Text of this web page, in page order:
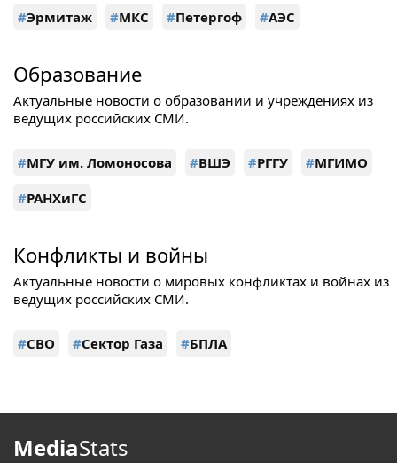
#Эрмитаж #МКС #Петергоф #АЭС
Образование
Актуальные новости о образовании и учреждениях из
ведущих российских СМИ.
#МГУ им. Ломоносова #ВШЭ #РГГУ #МГИМО
#РАНХиГС
Конфликты и войны
Актуальные новости о мировых конфликтах и войнах из
ведущих российских СМИ.
#СВО #Сектор Газа #БПЛА
MediaStats